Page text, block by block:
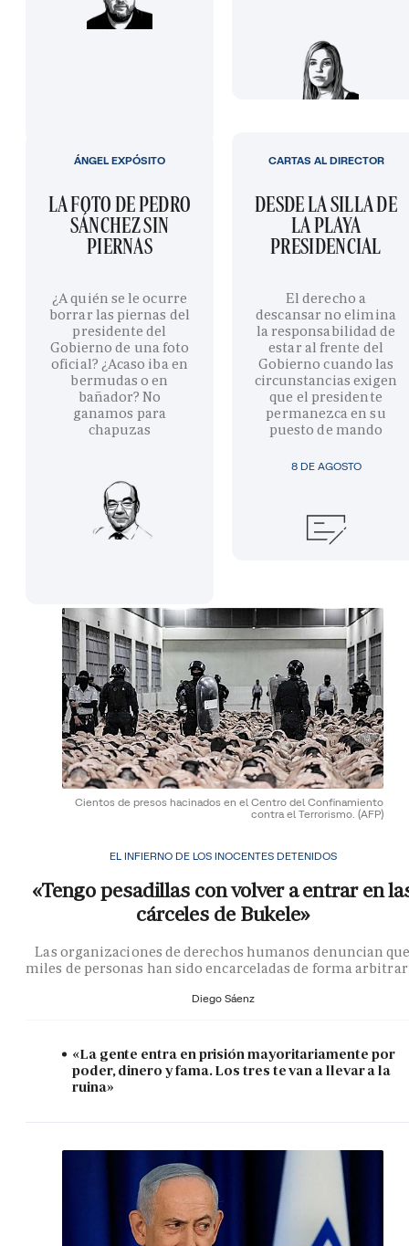
LA FOTO DE PEDRO
SÁNCHEZ SIN
PIERNAS
¿A quién se le ocurre
borrar las piernas del
presidente del
Gobierno de una foto
oficial? ¿Acaso iba en
bermudas o en
bañador? No
ganamos para
chapuzas
ÁNGEL EXPÓSITO
8 DE AGOSTO
DESDE LA SILLA DE
LA PLAYA
PRESIDENCIAL
El derecho a
descansar no elimina
la responsabilidad de
estar al frente del
Gobierno cuando las
circunstancias exigen
que el presidente
permanezca en su
puesto de mando
CARTAS AL DIRECTOR
Cientos de presos hacinados en el Centro del Confinamiento
contra el Terrorismo. (AFP)
EL INFIERNO DE LOS INOCENTES DETENIDOS
«Tengo pesadillas con volver a entrar en
cárceles de Bukele»
Las organizaciones de derechos humanos denuncian
miles de personas han sido encarceladas de forma
Diego Sáenz
«La gente entra en prisión mayoritariamente por
poder, dinero y fama. Los tres te van a llevar a la
ruina»